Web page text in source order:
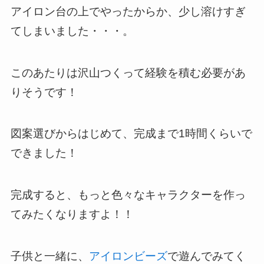
アイロン台の上でやったからか、少し溶けすぎ
てしまいました・・・。
このあたりは沢山つくって経験を積む必要があ
りそうです！
図案選びからはじめて、完成まで1時間くらいで
できました！
完成すると、もっと色々なキャラクターを作っ
てみたくなりますよ！！
子供と一緒に、 アイロンビーズで遊んでみてく